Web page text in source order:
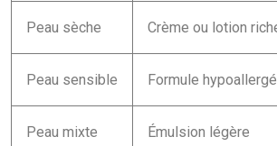
Peau sèche Crème ou lotion
Peau sensible Formule
Peau mixte Émulsion légère